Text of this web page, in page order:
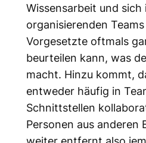
Wissensarbeit und
organisierenden
Vorgesetzte oftmals
beurteilen kann, was
macht. Hinzu kommt,
entweder häufig in
Schnittstellen
Personen aus anderen
weiter entfernt also